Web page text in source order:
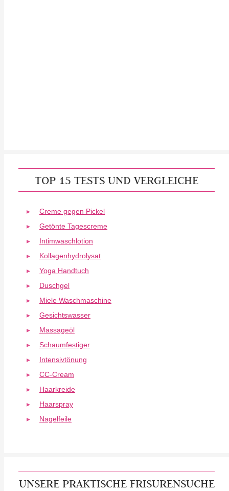
TOP 15 TESTS UND VERGLEICHE
Creme gegen Pickel
Getönte Tagescreme
Intimwaschlotion
Kollagenhydrolysat
Yoga Handtuch
Duschgel
Miele Waschmaschine
Gesichtswasser
Massageöl
Schaumfestiger
Intensivtönung
CC-Cream
Haarkreide
Haarspray
Nagelfeile
UNSERE PRAKTISCHE FRISURENSUCHE